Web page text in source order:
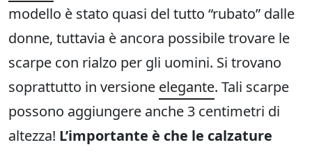
modello è stato quasi del tutto “rubato” dalle
donne, tuttavia è ancora possibile trovare le
scarpe con rialzo per gli uomini. Si trovano
soprattutto in versione elegante. Tali scarpe
possono aggiungere anche 3 centimetri di
altezza! L’importante è che le calzature